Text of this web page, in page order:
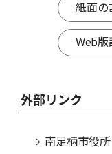
紙面の
Web版
外部リンク
南足柄市役所